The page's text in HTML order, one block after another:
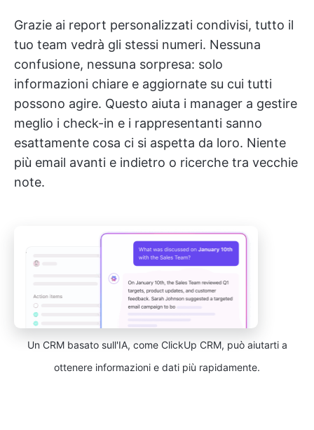
Grazie ai report personalizzati condivisi, tutto il
tuo team vedrà gli stessi numeri. Nessuna
confusione, nessuna sorpresa: solo
informazioni chiare e aggiornate su cui tutti
possono agire. Questo aiuta i manager a gestire
meglio i check-in e i rappresentanti sanno
esattamente cosa ci si aspetta da loro. Niente
più email avanti e indietro o ricerche tra vecchie
note.
Un CRM basato sull'IA, come ClickUp CRM, può aiutarti a
ottenere informazioni e dati più rapidamente.